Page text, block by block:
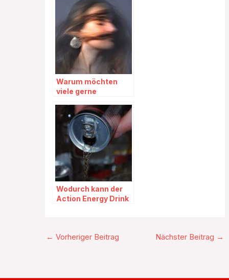
Warum möchten
viele gerne
Wodurch kann der
Action Energy Drink
← Vorheriger Beitrag Nächster Beitrag →